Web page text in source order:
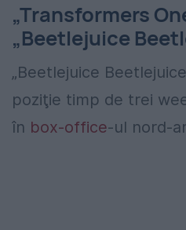
„Transformers
„Beetlejuice
„Beetlejuice
poziţie timp de trei
în box-office-ul nord-